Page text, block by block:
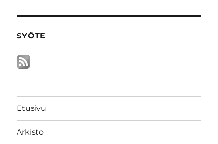
SYÖTE
Etusivu
Arkisto